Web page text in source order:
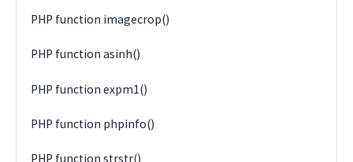
PHP function imagecrop()
PHP function asinh()
PHP function expm1()
PHP function phpinfo()
PHP function strstr()